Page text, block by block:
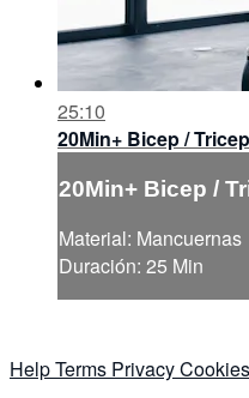
25:10
20Min+ Bicep /
20Min+ Bicep /
Material: Mancuernas
Duración: 25 Min
HelpTerms PrivacyCookies